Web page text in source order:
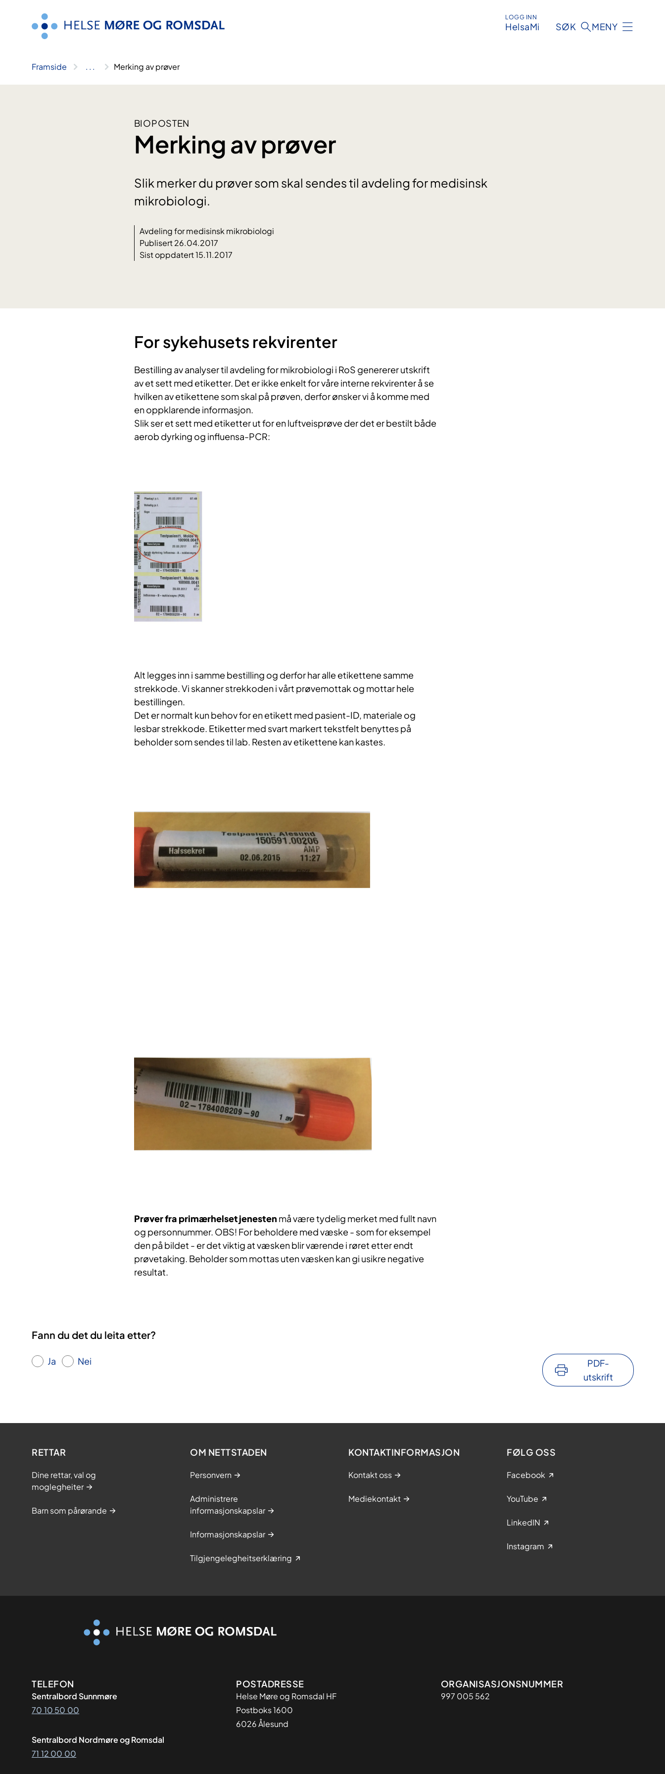
LOGG INN
HelsaMi SØK MENY
Framside .. . Merking av prøver
BIOPOSTEN
Merking av prøver
Slik merker du prøver som skal sendes til avdeling for medisinsk
mikrobiologi.
Avdeling for medisinsk mikrobiologi
Publisert 26.04.2017
Sist oppdatert 15.11.2017
​For sykehusets rekvirenter
Bestilling av analyser til avdeling for mikrobiologi i RoS genererer utskrift
av et sett med etiketter. Det er ikke enkelt for våre interne rekvirenter å se
hvilken av etikettene som skal på prøven, derfor ønsker vi å komme med
en oppklarende informasjon.
Slik ser et sett med etiketter ut for en luftveisprøve der det er bestilt både
aerob dyrking og influensa-PCR:
Alt legges inn i samme bestilling og derfor har alle etikettene samme
strekkode. Vi skanner strekkoden i vårt prøvemottak og mottar hele
bestillingen.
Det er normalt kun behov for en etikett med pasient-ID, materiale og
lesbar strekkode. Etiketter med svart markert tekstfelt benyttes på
beholder som sendes til lab. Resten av etikettene kan kastes.
Prøver fra primærhelsetjenesten må være tydelig merket med fullt navn
og personnummer. OBS! For beholdere med væske - som for eksempel
den på bildet - er det viktig at væsken blir værende i røret etter endt
prøvetaking. Beholder som mottas uten væsken kan gi usikre negative
resultat.
Fann du det du leita etter?
Ja Nei
PDF-
utskrift
RETTAR
Dine rettar, val og
moglegheiter
Barn som pårørande
OM NETTSTADEN
Personvern
Administrere
informasjonskapslar
Informasjonskapslar
Tilgjengelegheitserklæring
KONTAKTINFORMASJON
Kontakt oss
Mediekontakt
FØLG OSS
Facebook
YouTube
LinkedIN
Instagram
Kontaktinformasjon
TELEFON
Sentralbord Sunnmøre
70 10 50 00
Sentralbord Nordmøre og Romsdal
71 12 00 00
Adresse
POSTADRESSE
Helse Møre og Romsdal HF
Postboks 1600
6026 Ålesund
Organisasjon
ORGANISASJONSNUMMER
997 005 562